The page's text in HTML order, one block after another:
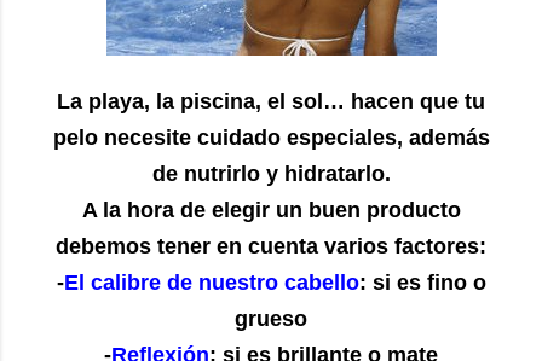
La playa, la piscina, el sol… hacen que tu
pelo necesite cuidado especiales, además
de nutrirlo y hidratarlo.
A la hora de elegir un buen producto
debemos tener en cuenta varios factores:
-El calibre de nuestro cabello: si es fino o
grueso
-Reflexión: si es brillante o mate